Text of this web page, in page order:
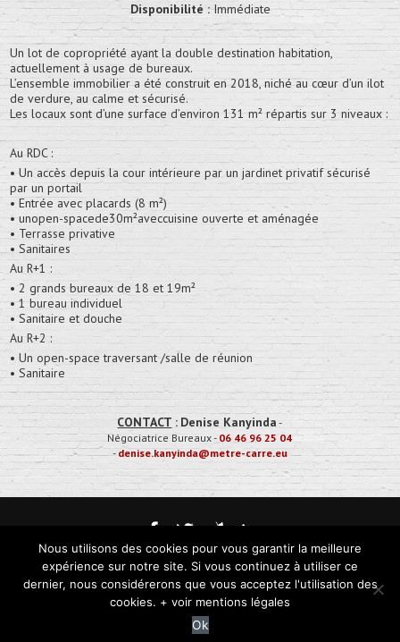
Disponibilité : Immédiate
Un lot de copropriété ayant la double destination habitation,
actuellement à usage de bureaux.
L’ensemble immobilier a été construit en 2018, niché au cœur d’un ilot
de verdure, au calme et sécurisé.
Les locaux sont d’une surface d’environ 131 m² répartis sur 3 niveaux :
Au RDC :
• Un accès depuis la cour intérieure par un jardinet privatif sécurisé
par un portail
• Entrée avec placards (8 m²)
• unopen-spacede30m²aveccuisine ouverte et aménagée
• Terrasse privative
• Sanitaires
Au R+1 :
• 2 grands bureaux de 18 et 19m²
• 1 bureau individuel
• Sanitaire et douche
Au R+2 :
• Un open-space traversant /salle de réunion
• Sanitaire
CONTACT : Denise Kanyinda -
Négociatrice Bureaux- 06 46 96 25 04
- denise.kanyinda@metre-carre.eu
Mentions Légales
Mètre Carré, immobilier d'entreprise • 50 boulevard Henry Orrion • 44000 Nantes •
02 85 52 66 66
Nous utilisons des cookies pour vous garantir la meilleure
expérience sur notre site. Si vous continuez à utiliser ce
dernier, nous considérerons que vous acceptez l'utilisation des
cookies. + voir mentions légales
Ok